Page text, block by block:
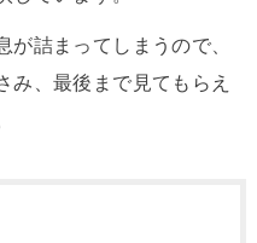
が詰まってしまうので、
み、最後まで見てもらえ